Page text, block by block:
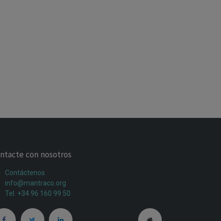
con nosotros
Contáctenos
info@mantraco.org
Tel. +34 96 160 99 50